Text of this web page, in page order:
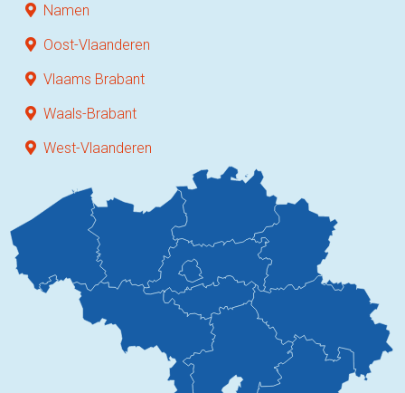
Namen
Oost-Vlaanderen
Vlaams Brabant
Waals-Brabant
West-Vlaanderen